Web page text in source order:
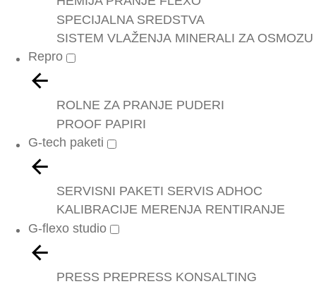
SPECIJALNA SREDSTVA
SISTEM VLAŽENJA MINERALI ZA OSMOZU
Repro
ROLNE ZA PRANJE PUDERI
PROOF PAPIRI
G-tech paketi
SERVISNI PAKETI SERVIS ADHOC
KALIBRACIJE MERENJA RENTIRANJE
G-flexo studio
PRESS PREPRESS KONSALTING